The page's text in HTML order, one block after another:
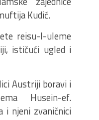
Kudić.
reisu-l-uleme
ističući ugled i
Austriji boravi i
Husein-ef.
i njeni zvaničnici